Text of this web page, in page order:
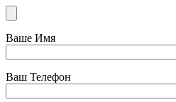
Ваше Имя
Ваш Телефон